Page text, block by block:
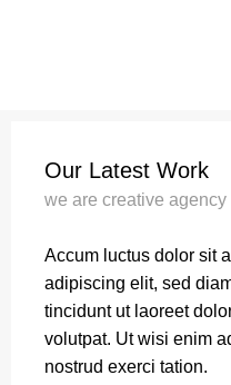
Our Latest Work
we are creative agency
Accum luctus dolor sit
adipiscing elit, sed
tincidunt ut laoreet
volutpat. Ut wisi enim
nostrud exerci tation.